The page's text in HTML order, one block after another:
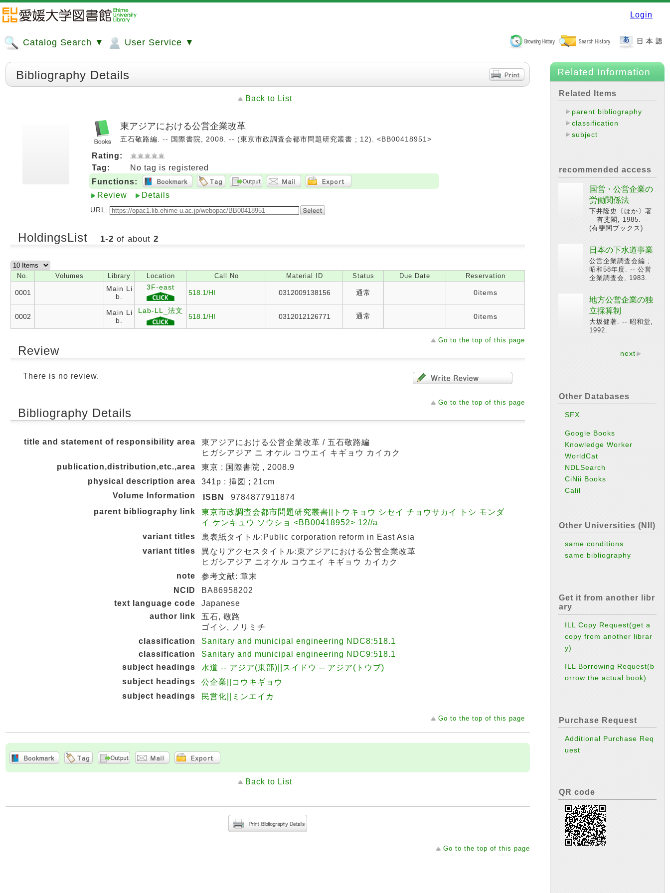
Login
Catalog Search ▼ User Service ▼
Bibliography Details
Back to List
東アジアにおける公営企業改革
五石敬路編. -- 国際書院, 2008. -- (東京市政調査会都市問題研究叢書 ; 12). <BB00418951>
Rating:
Tag:
No tag is registered
Functions:
Review
Details
URL:
HoldingsList 1-2 of about 2
No. Volumes Library Location Call No Material ID Status Due Date Reservation
0001
Main Li
b.
3F-east
518.1/HI 0312009138156 通常 0items
0002
Main Li
b.
Lab-LL_法文
518.1/HI 0312012126771 通常 0items
Go to the top of this page
Review
There is no review.
Go to the top of this page
Bibliography Details
title and statement of responsibility area
東アジアにおける公営企業改革 / 五石敬路編
ヒガシアジア ニ オケル コウエイ キギョウ カイカク
publication,distribution,etc.,area
東京 : 国際書院 , 2008.9
physical description area
341p : 挿図 ; 21cm
Volume Information
ISBN
9784877911874
parent bibliography link
東京市政調査会都市問題研究叢書||トウキョウ シセイ チョウサカイ トシ モンダ
イ ケンキュウ ソウショ <BB00418952> 12//a
variant titles
裏表紙タイトル:Public corporation reform in East Asia
variant titles
異なりアクセスタイトル:東アジアにおける公営企業改革
ヒガシアジア ニオケル コウエイ キギョウ カイカク
note
参考文献: 章末
NCID
BA86958202
text language code
Japanese
author link
五石, 敬路
ゴイシ, ノリミチ
classification
Sanitary and municipal engineering NDC8:518.1
classification
Sanitary and municipal engineering NDC9:518.1
subject headings
水道 -- アジア(東部)||スイドウ -- アジア(トウブ)
subject headings
公企業||コウキギョウ
subject headings
民営化||ミンエイカ
Go to the top of this page
Back to List
Go to the top of this page
Related Information
Related Items
parent bibliography
classification
subject
recommended access
国営・公営企業の
労働関係法
下井隆史〔ほか〕著.
-- 有斐閣, 1985. --
(有斐閣ブックス).
日本の下水道事業
公営企業調査会編 ;
昭和58年度. -- 公営
企業調査会, 1983.
地方公営企業の独
立採算制
大坂健著. -- 昭和堂,
1992.
next
Other Databases
SFX
Google Books
Knowledge Worker
WorldCat
NDLSearch
CiNii Books
Calil
Other Universities (NII)
same conditions
same bibliography
Get it from another libr
ary
ILL Copy Request(get a
copy from another librar
y)
ILL Borrowing Request(b
orrow the actual book)
Purchase Request
Additional Purchase Req
uest
QR code